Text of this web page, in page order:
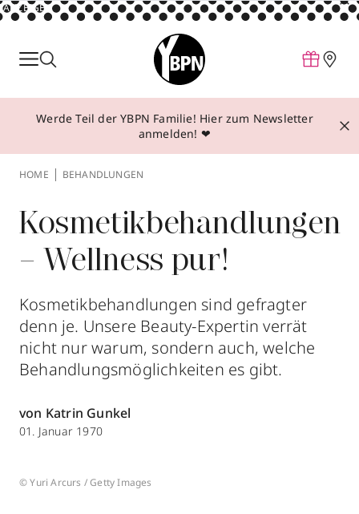
ANZEIGE
Parfum
Make-up
Behandlungen
Über YBPN
Aktionen
Storefinder
Werde Teil der YBPN Familie! Hier zum Newsletter
anmelden! ❤
HOME BEHANDLUNGEN
Kosmetikbehandlungen
– Wellness pur!
Kosmetikbehandlungen sind gefragter
denn je. Unsere Beauty-Expertin verrät
nicht nur warum, sondern auch, welche
Behandlungsmöglichkeiten es gibt.
von Katrin Gunkel
01. Januar 1970
© Yuri Arcurs / Getty Images